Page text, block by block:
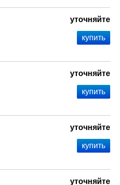
уточняйте
уточняйте
уточняйте
уточняйте